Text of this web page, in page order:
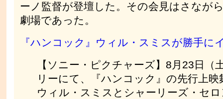
ーノ監督が登壇した。その会見はさなが
劇場であった。
『ハンコック』ウィル・スミスが勝手に
【ソニー・ピクチャーズ】8月23日（
リーにて、『ハンコック』の先行上
ウィル・スミスとシャーリーズ・セ